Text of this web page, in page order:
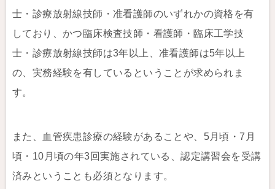
士・診療放射線技師・准看護師のいずれかの資格を有
しており、かつ臨床検査技師・看護師・臨床工学技
士・診療放射線技師は3年以上、准看護師は5年以上
の、実務経験を有しているということが求められま
す。
また、血管疾患診療の経験があることや、5月頃・7月
頃・10月頃の年3回実施されている、認定講習会を受講
済みということも必須となります。